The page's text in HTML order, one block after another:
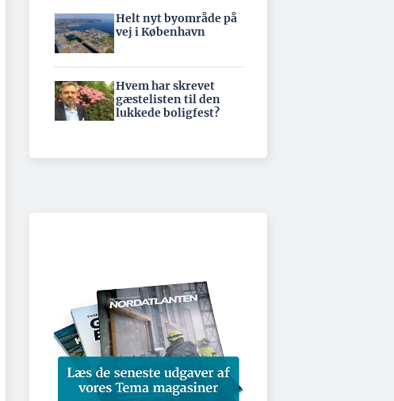
Helt nyt byområde på
vej i København
Hvem har skrevet
gæstelisten til den
lukkede boligfest?